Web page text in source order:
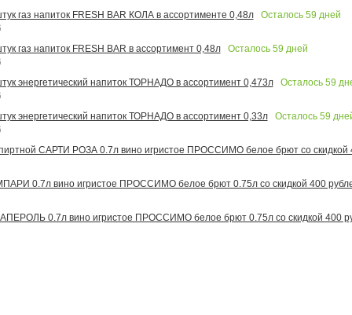
газ напиток FRESH BAR КОЛА в ассортименте 0,48л Осталось 59 дней
газ напиток FRESH BAR в ассортимент 0,48л
Осталось 59 дней
энергетический напиток ТОРНАДО в ассортимент 0,473л
Осталось 59
энергетический напиток ТОРНАДО в ассортимент 0,33л
Осталось 59
САРТИ РОЗА 0.7л вино игристое ПРОССИМО белое брют со скидкой
0.7л вино игристое ПРОССИМО белое брют 0.75л со скидкой 400
0.7л вино игристое ПРОССИМО белое брют 0.75л со скидкой 400